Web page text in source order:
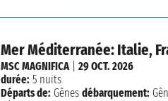
Mer Méditerranée: Italie,
MSC MAGNIFICA|29 OCT. 2026
durée: 5 nuits
Départs de: Gênes débarquement: